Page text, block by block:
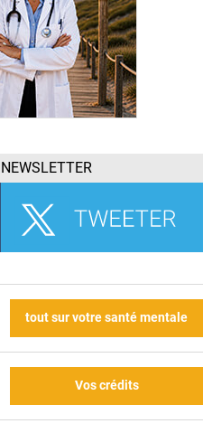
tout sur votre santé mentale
Vos crédits